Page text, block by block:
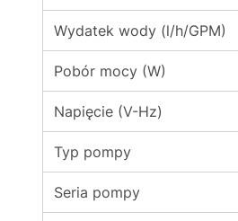
Wydatek wody (l/h/GPM)
Pobór mocy (W)
Napięcie (V-Hz)
Typ pompy
Seria pompy